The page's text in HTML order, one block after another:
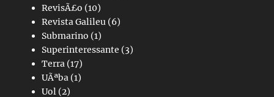
RevisÃ£o (10)
Revista Galileu (6)
Submarino (1)
Superinteressante (3)
Terra (17)
UÃªba (1)
Uol (2)